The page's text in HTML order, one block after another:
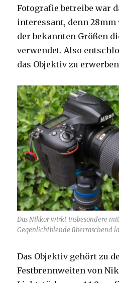
Fotografie betreibe war
interessant, denn
der bekannten Größen
verwendet. Also
das Objektiv zu
Das Nikkor wirkt insbesondere
Gegenlichtblende überraschend
Das Objektiv gehört zu
Festbrennweiten von